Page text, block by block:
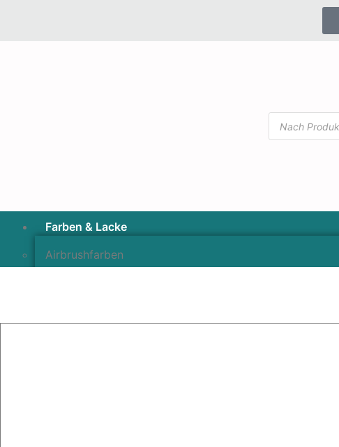
Farben & Lacke
Airbrushfarben
Farbzusätze & Verdünner